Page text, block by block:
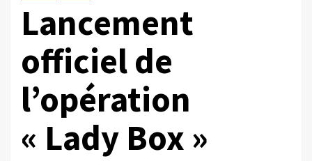
Lancement
officiel de
l’opération
« Lady Box »